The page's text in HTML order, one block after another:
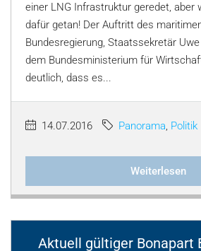
einer LNG Infrastruktur geredet, aber
dafür getan! Der Auftritt des
Bundesregierung, Staatssekretär
dem Bundesministerium für
deutlich, dass es...
14.07.2016 Panorama, Politik
Weiterlesen
Aktuell gültiger Bonapart